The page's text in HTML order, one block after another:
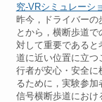
究-VRシミュレーシ
昨今，ドライバーの
とから，横断歩道
対して重要であると
道に近い位置に立つ
行者が安心・安全に
るために，実験参
信号横断歩道におけ